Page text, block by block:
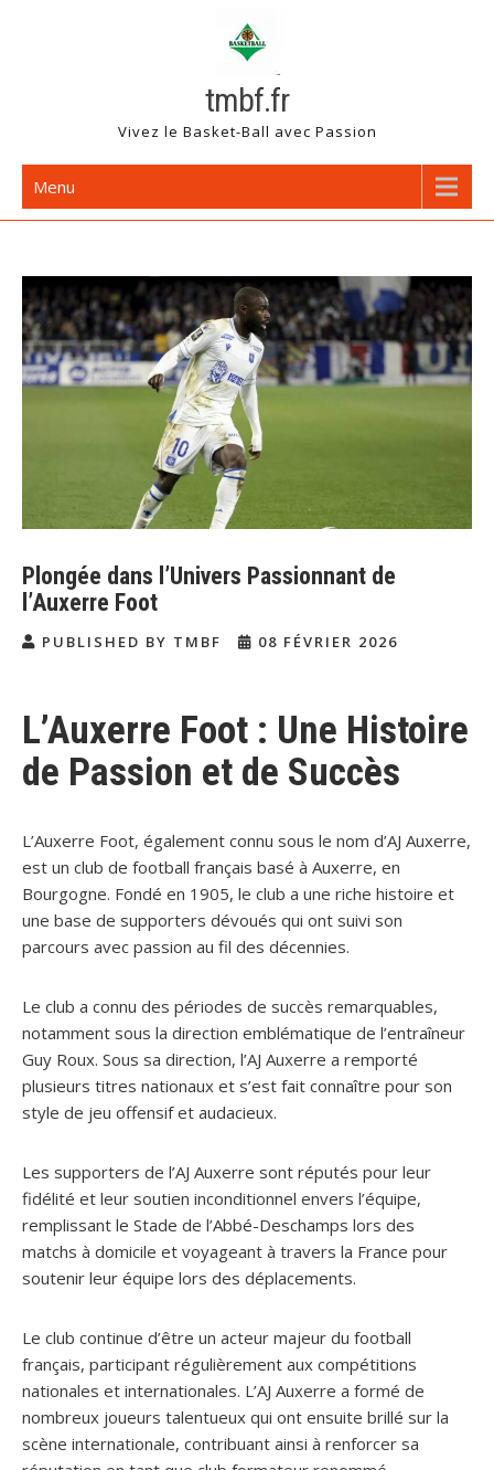
tmbf.fr
Vivez le Basket-Ball avec Passion
Menu
Plongée dans l’Univers Passionnant de
l’Auxerre Foot
PUBLISHED BY TMBF 08 FÉVRIER 2026
L’Auxerre Foot : Une Histoire
de Passion et de Succès
L’Auxerre Foot, également connu sous le nom d’AJ Auxerre,
est un club de football français basé à Auxerre, en
Bourgogne. Fondé en 1905, le club a une riche histoire et
une base de supporters dévoués qui ont suivi son
parcours avec passion au fil des décennies.
Le club a connu des périodes de succès remarquables,
notamment sous la direction emblématique de l’entraîneur
Guy Roux. Sous sa direction, l’AJ Auxerre a remporté
plusieurs titres nationaux et s’est fait connaître pour son
style de jeu offensif et audacieux.
Les supporters de l’AJ Auxerre sont réputés pour leur
fidélité et leur soutien inconditionnel envers l’équipe,
remplissant le Stade de l’Abbé-Deschamps lors des
matchs à domicile et voyageant à travers la France pour
soutenir leur équipe lors des déplacements.
Le club continue d’être un acteur majeur du football
français, participant régulièrement aux compétitions
nationales et internationales. L’AJ Auxerre a formé de
nombreux joueurs talentueux qui ont ensuite brillé sur la
scène internationale, contribuant ainsi à renforcer sa